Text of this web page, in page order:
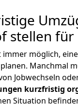
stellen
immer möglich,
Manchmal
Jobwechseln
kurzfristig
Situation